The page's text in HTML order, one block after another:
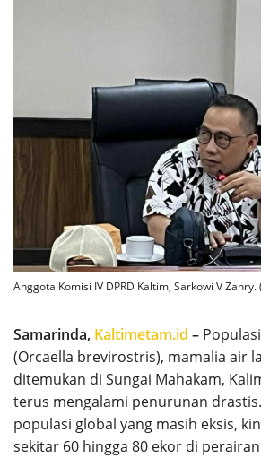
Anggota Komisi IV DPRD Kaltim, Sarkowi V
Samarinda, Kaltimetam.id –
(Orcaella brevirostris), mamalia air
ditemukan di Sungai Mahakam,
terus mengalami penurunan
populasi global yang masih eksis,
sekitar 60 hingga 80 ekor di